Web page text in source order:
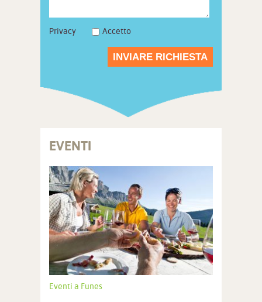
Privacy Accetto
INVIARE RICHIESTA
EVENTI
Eventi a Funes